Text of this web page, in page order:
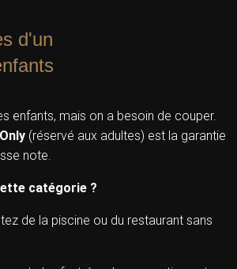
d'un
enfants, mais on a besoin de couper.
(réservé aux adultes) est la garantie
note.
catégorie ?
de la piscine ou du restaurant sans